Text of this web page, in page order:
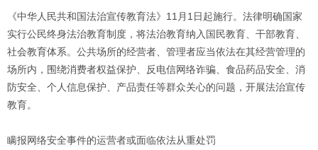
《中华人民共和国法治宣传教育法》11月1日起施行。法律明确国家
实行公民终身法治教育制度，将法治教育纳入国民教育、干部教育、
社会教育体系。公共场所的经营者、管理者应当依法在其经营管理的
场所内，围绕消费者权益保护、反电信网络诈骗、食品药品安全、消
防安全、个人信息保护、产品责任等群众关心的问题，开展法治宣传
教育。
瞒报网络安全事件的运营者或面临依法从重处罚